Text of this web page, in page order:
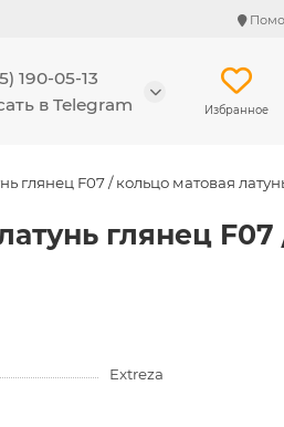
190-05-13
в Telegram
Избранное
глянец F07 / кольцо матовая
глянец
Extreza